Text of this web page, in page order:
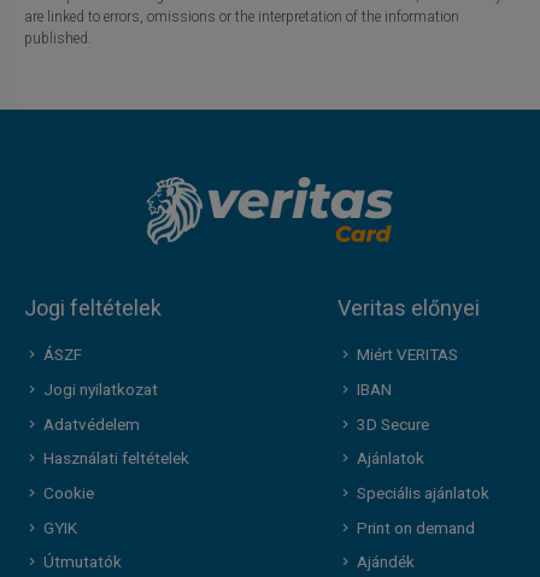
are linked to errors, omissions or the interpretation of the information
published.
Jogi feltételek
ÁSZF
Jogi nyilatkozat
Adatvédelem
Használati feltételek
Cookie
GYIK
Útmutatók
Veritas előnyei
Miért VERITAS
IBAN
3D Secure
Ajánlatok
Speciális ajánlatok
Print on demand
Ajándék